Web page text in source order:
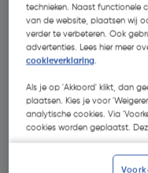
technieken. Naast functionele
van de website, plaatsen wij
verder te verbeteren. Ook
advertenties. Lees hier meer
cookieverklaring.
Als je op 'Akkoord' klikt, dan
plaatsen. Kies je voor
analytische cookies. Via
cookies worden geplaatst.